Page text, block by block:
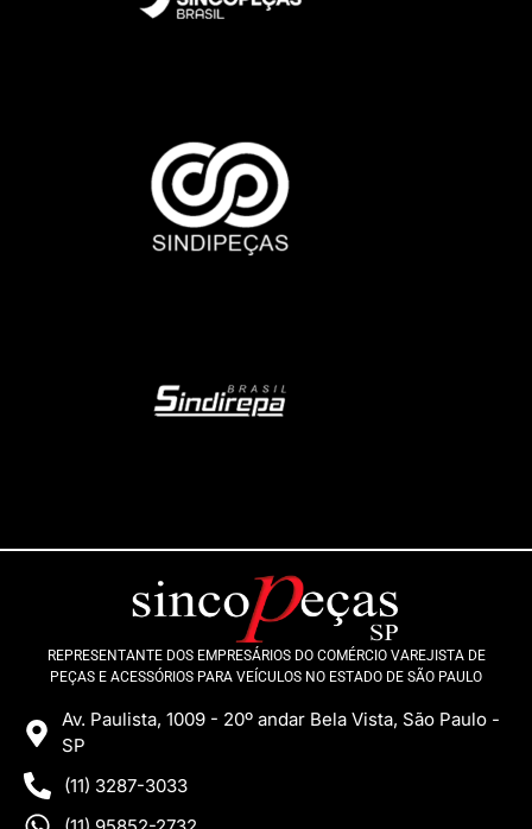
REPRESENTANTE DOS EMPRESÁRIOS DO COMÉRCIO VAREJISTA DE
PEÇAS E ACESSÓRIOS PARA VEÍCULOS NO ESTADO DE SÃO PAULO
Av. Paulista, 1009 - 20º andar Bela Vista, São Paulo -
SP
(11) 3287-3033